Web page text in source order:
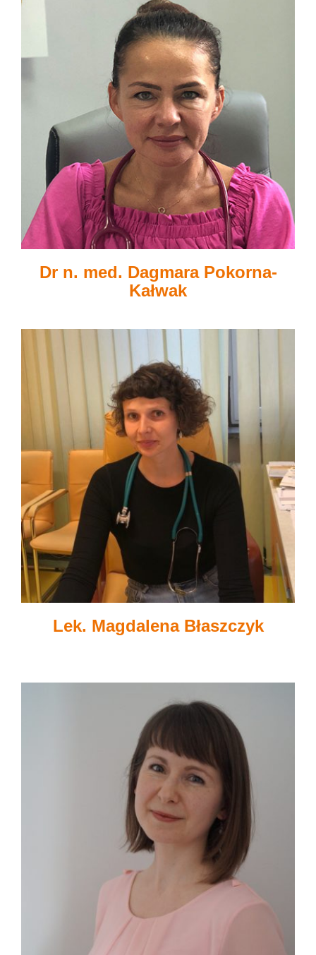
Dr n. med. Dagmara Pokorna-
Kałwak
Lek. Magdalena Błaszczyk